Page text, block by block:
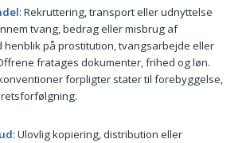
: Rekruttering, transport eller udnyttelse
tvang, bedrag eller misbrug af
henblik på prostitution, tvangsarbejde eller
fratages dokumenter, frihed og løn.
forpligter stater til forebyggelse,
: Ulovlig kopiering, distribution eller